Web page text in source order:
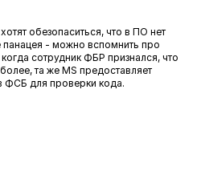
обезопаситься, что в ПО нет
- можно вспомнить про
сотрудник ФБР признался, что
та же MS предоставляет
ФСБ для проверки кода.